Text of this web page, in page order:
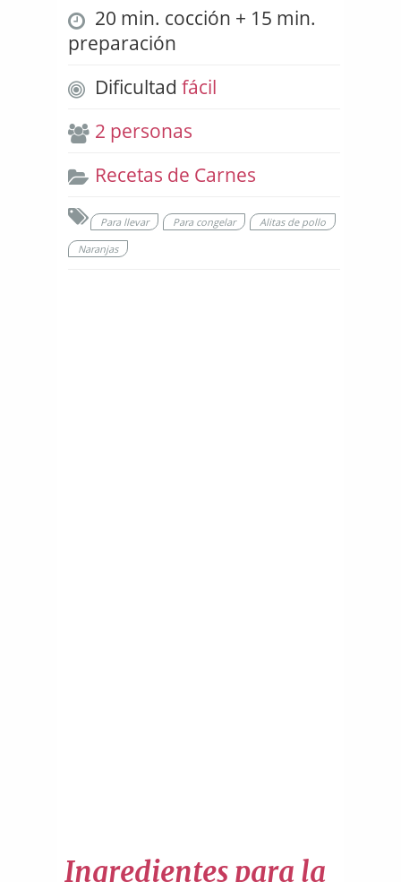
20 min. cocción + 15 min.
preparación
Dificultad fácil
2 personas
Recetas de Carnes
Para llevar Para congelar
Alitas de pollo
Naranjas
Ingredientes para la